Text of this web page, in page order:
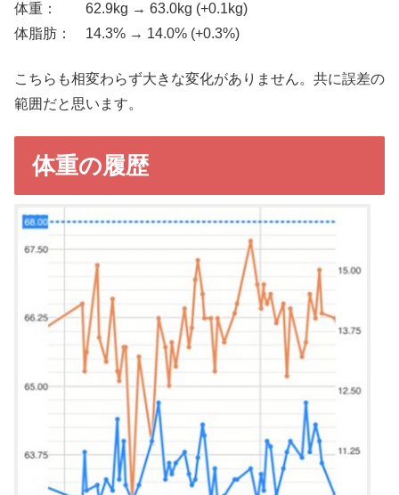
体重： 62.9kg → 63.0kg (+0.1kg)
体脂肪： 14.3% → 14.0% (+0.3%)
こちらも相変わらず大きな変化がありません。共に誤差の
範囲だと思います。
体重の履歴